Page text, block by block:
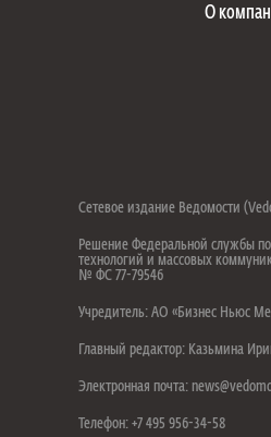
О
Сетевое издание Ведомости
Решение Федеральной службы
технологий и массовых
№ ФС 77-79546
Учредитель: АО «Бизнес Ньюс
Главный редактор: Казьмина
Электронная почта:
Телефон: +7 495 956-34-58